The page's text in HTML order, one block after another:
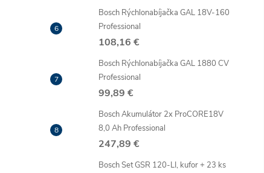
Bosch Rýchlonabíjačka GAL 18V-160
Professional
108,16 €
Bosch Rýchlonabíjačka GAL 1880 CV
Professional
99,89 €
Bosch Akumulátor 2x ProCORE18V
8,0 Ah Professional
247,89 €
Bosch Set GSR 120-LI, kufor + 23 ks